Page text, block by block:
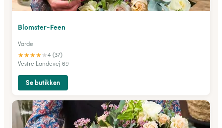
Blomster-Feen
Varde
★★★★★4 (37)
Vestre Landevej 69
Se butikken